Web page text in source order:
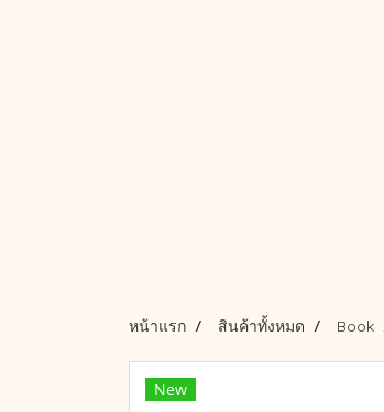
หน้าแรก สินค้าทั้งหมด Book
New